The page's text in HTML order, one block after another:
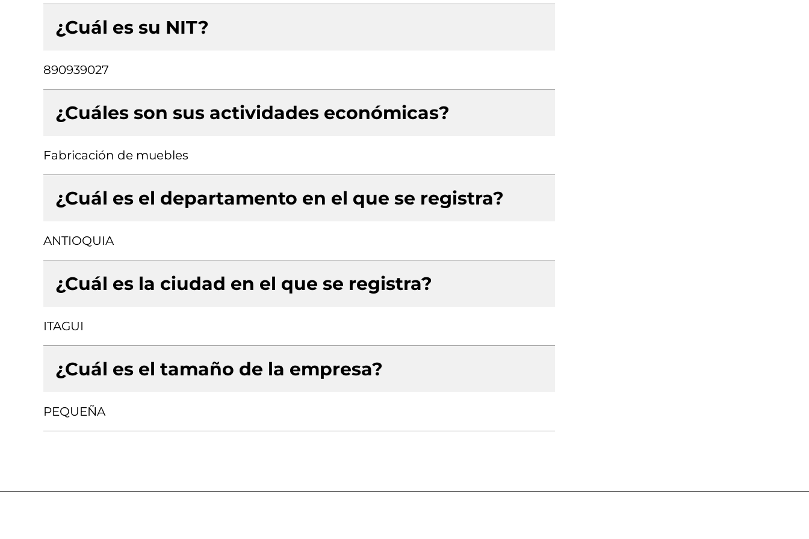
¿Cuál es su NIT?
890939027
¿Cuáles son sus actividades económicas?
Fabricación de muebles
¿Cuál es el departamento en el que se registra?
ANTIOQUIA
¿Cuál es la ciudad en el que se registra?
ITAGUI
¿Cuál es el tamaño de la empresa?
PEQUEÑA